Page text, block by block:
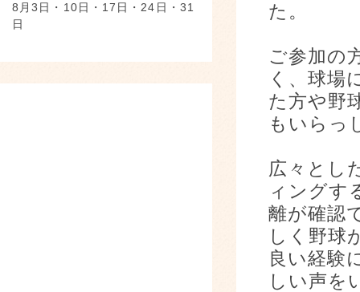
た。
ご参加の
く、球場
た方や野
もいらっ
広々とし
ィングす
離が確認
しく野球
良い経験
しい声を
8月3日・10日・17日・24日・31
日